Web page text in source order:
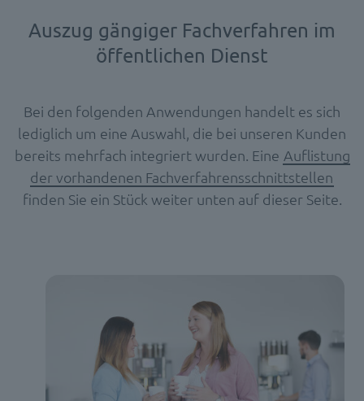
Auszug gängiger Fachverfahren im
öffentlichen Dienst
Bei den folgenden Anwendungen handelt es sich
lediglich um eine Auswahl, die bei unseren Kunden
bereits mehrfach integriert wurden. Eine Auflistung
der vorhandenen Fachverfahrensschnittstellen
finden Sie ein Stück weiter unten auf dieser Seite.